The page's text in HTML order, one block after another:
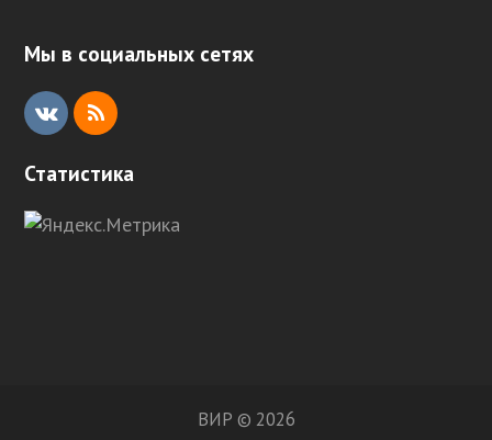
Мы в социальных сетях
V
R
Статистика
ВИР © 2026